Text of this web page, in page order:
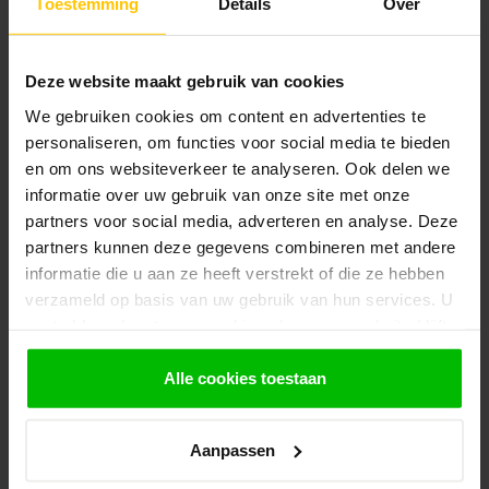
Deze website maakt gebruik van cookies
We gebruiken cookies om content en advertenties te
personaliseren, om functies voor social media te bieden
en om ons websiteverkeer te analyseren. Ook delen we
informatie over uw gebruik van onze site met onze
partners voor social media, adverteren en analyse. Deze
partners kunnen deze gegevens combineren met andere
informatie die u aan ze heeft verstrekt of die ze hebben
verzameld op basis van uw gebruik van hun services. U
gebruiken.
Alle cookies toestaan
Aanpassen
producten aanwezig zijn?:
Voeg alle gewenste producten toe in de
winkelwagen.
2.Ga naar de “Mijn Winkelwagen” pagina.
Rond de bestelling af waarbij je kiest voor
afhalen in de winkel. Vermeld in het
opmerkingen veld de gewenste afhaaldatum.
Let op!
bestelling gereed staat om af te halen. Wij
leggen bestellingen klaar en bestellen
eventueel artikelen die niet voorradig zijn bij
onze leverancier. Dit doen wij alleen wanneer